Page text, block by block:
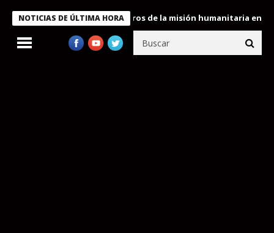
NOTICIAS DE ÚLTIMA HORA
Bukele condecora a miembros de la misión humanitaria enviada a